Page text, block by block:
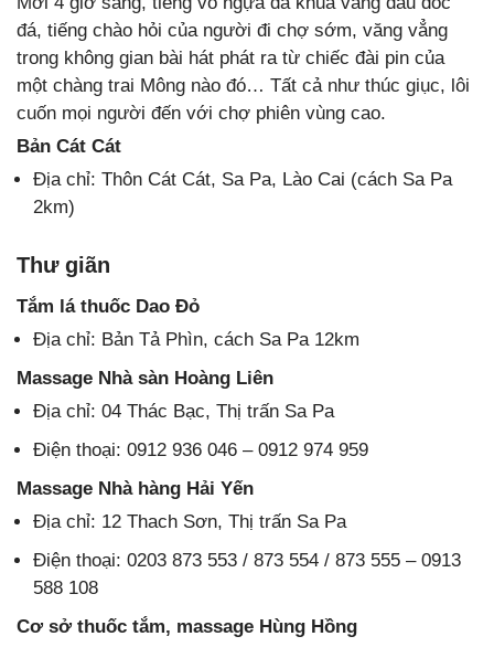
đá, tiếng chào hỏi của người đi chợ sớm, văng vẳng
trong không gian bài hát phát ra từ chiếc đài pin của
một chàng trai Mông nào đó… Tất cả như thúc giục, lôi
cuốn mọi người đến với chợ phiên vùng cao.
Bản Cát Cát
Địa chỉ: Thôn Cát Cát, Sa Pa, Lào Cai (cách Sa Pa
2km)
Thư giãn
Tắm lá thuốc Dao Đỏ
Địa chỉ: Bản Tả Phìn, cách Sa Pa 12km
Massage Nhà sàn Hoàng Liên
Địa chỉ: 04 Thác Bạc, Thị trấn Sa Pa
Điện thoại: 0912 936 046 – 0912 974 959
Massage Nhà hàng Hải Yến
Địa chỉ: 12 Thach Sơn, Thị trấn Sa Pa
Điện thoại: 0203 873 553 / 873 554 / 873 555 – 0913
588 108
Cơ sở thuốc tắm, massage Hùng Hồng